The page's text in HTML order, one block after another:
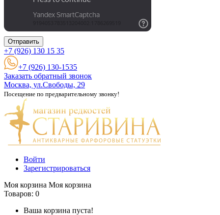
Отправить
+7 (926) 130 15 35
+7 (926) 130-1535
Заказать обратный звонок
Москва, ул.Свободы, 29
Посещение по предварительному звонку!
Войти
Зарегистрироваться
Моя корзина Моя корзина
Товаров: 0
Ваша корзина пуста!